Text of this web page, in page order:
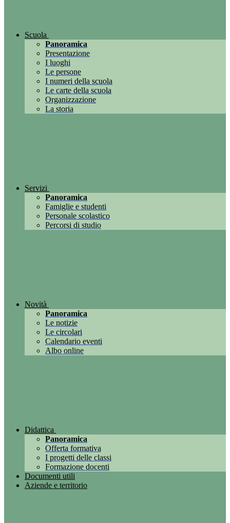
Scuola
Panoramica
Presentazione
I luoghi
Le persone
I numeri della scuola
Le carte della scuola
Organizzazione
La storia
Servizi
Panoramica
Famiglie e studenti
Personale scolastico
Percorsi di studio
Novità
Panoramica
Le notizie
Le circolari
Calendario eventi
Albo online
Didattica
Panoramica
Offerta formativa
I progetti delle classi
Formazione docenti
Documenti utili
Aziende e territorio